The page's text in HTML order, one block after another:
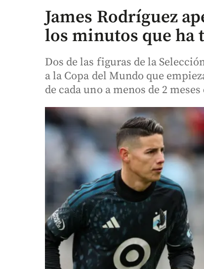
James Rodríguez
los minutos que ha
Dos de las figuras de la
a la Copa del Mundo que
de cada uno a menos de 2